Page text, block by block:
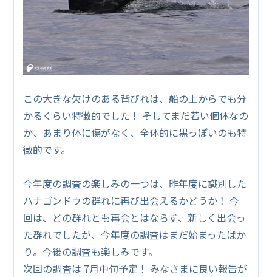
この大きな欠けのある背びれは、船の上からでも分
かるくらい特徴的でした！ そしてまだ若い個体なの
か、あまり体に傷がなく、全体的に黒っぽいのも特
徴的です。
今年度の調査の楽しみの一つは、昨年度に識別した
ハナゴンドウの群れに再び出会えるかどうか！ 今
回は、どの群れとも再会とはならず、新しく出会っ
た群れでしたが、今年度の調査はまだ始まったばか
り。今後の調査も楽しみです。
次回の調査は 7月中旬予定！ みなさまに良い報告が